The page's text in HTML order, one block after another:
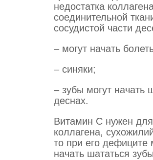
недостатка
соединительной
сосудистой части
– могут начать
– синяки;
– зубы могут начать
деснах.
Витамин С нужен
коллагена,
то при его дефиците
начать шататься